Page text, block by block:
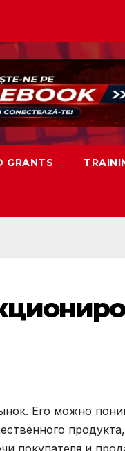
GRANTS
Его можно